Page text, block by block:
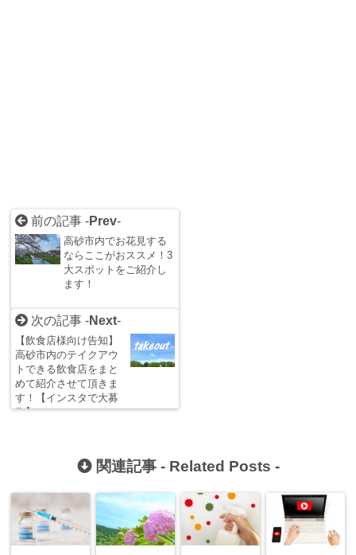
前の記事 -Prev-
高砂市内でお花見する
ならここがおススメ！3
大スポットをご紹介し
ます！
次の記事 -Next-
【飲食店様向け告知】
高砂市内のテイクアウ
トできる飲食店をまと
めて紹介させて頂きま
す！【インスタで大募
集】
関連記事 - Related Posts -